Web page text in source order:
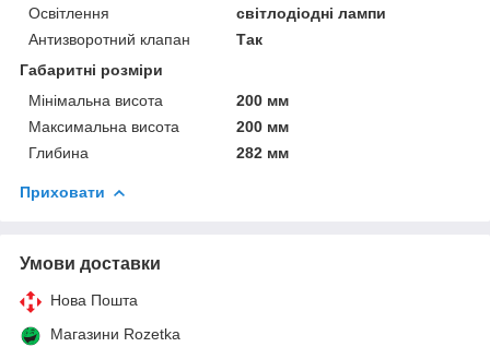
Освітлення
світлодіодні лампи
Антизворотний клапан
Так
Габаритні розміри
Мінімальна висота
200 мм
Максимальна висота
200 мм
Глибина
282 мм
Приховати
Умови доставки
Нова Пошта
Магазини Rozetka